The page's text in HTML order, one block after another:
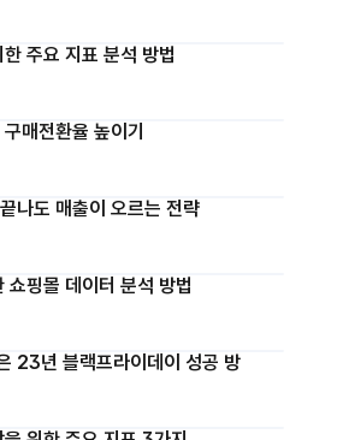
주요 지표 분석 방법
매전환율 높이기
나도 매출이 오르는 전략
쇼핑몰 데이터 분석 방법
23년 블랙프라이데이 성공 방